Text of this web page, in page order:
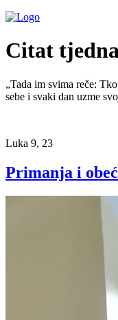
Citat
„Tada im svima reče:
sebe i svaki dan uzme
Luka 9, 23
Primanja i